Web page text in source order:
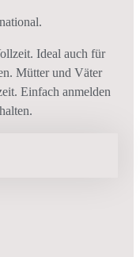
Ideal auch für
Mütter und Väter
Einfach anmelden